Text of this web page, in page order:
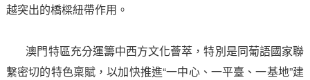
越突出的橋樑紐帶作用。
澳門特區充分運籌中西方文化薈萃，特別是同葡語國家聯
繫密切的特色稟賦，以加快推進“一中心、一平臺、一基地”建